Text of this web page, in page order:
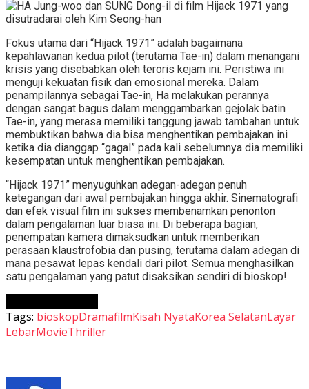
Fokus utama dari “Hijack 1971” adalah bagaimana
kepahlawanan kedua pilot (terutama Tae-in) dalam menangani
krisis yang disebabkan oleh teroris kejam ini. Peristiwa ini
menguji kekuatan fisik dan emosional mereka. Dalam
penampilannya sebagai Tae-in, Ha melakukan perannya
dengan sangat bagus dalam menggambarkan gejolak batin
Tae-in, yang merasa memiliki tanggung jawab tambahan untuk
membuktikan bahwa dia bisa menghentikan pembajakan ini
ketika dia dianggap “gagal” pada kali sebelumnya dia memiliki
kesempatan untuk menghentikan pembajakan.
“Hijack 1971” menyuguhkan adegan-adegan penuh
ketegangan dari awal pembajakan hingga akhir. Sinematografi
dan efek visual film ini sukses membenamkan penonton
dalam pengalaman luar biasa ini. Di beberapa bagian,
penempatan kamera dimaksudkan untuk memberikan
perasaan klaustrofobia dan pusing, terutama dalam adegan di
mana pesawat lepas kendali dari pilot. Semua menghasilkan
satu pengalaman yang patut disaksikan sendiri di bioskop!
Tags: bioskopDramafilmKisah NyataKorea SelatanLayar
LebarMovieThriller